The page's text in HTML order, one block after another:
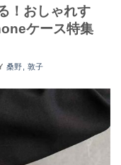
！おしゃれす
ケース特集
桑野, 敦子